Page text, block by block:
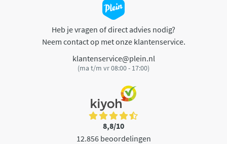
Heb je vragen of direct advies nodig?
Neem contact op met onze klantenservice.
klantenservice@plein.nl
(ma t/m vr 08:00 - 17:00)
8,8/10
12.856 beoordelingen